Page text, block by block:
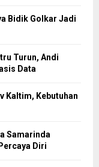
Bidik Golkar Jadi
Turun, Andi
Data
Kaltim, Kebutuhan
Samarinda
Diri